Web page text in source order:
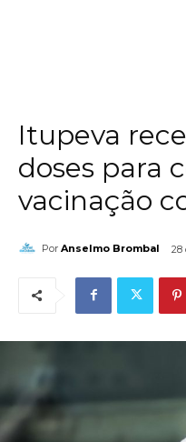
Itupeva
doses para
vacinação
Por Anselmo Brombal 28